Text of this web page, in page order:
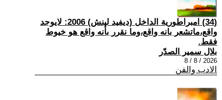
(34) امبراطورية الداخل (ديفيد لينش) 2006: لايوجد
واقع،ماتشعر بانه واقع،وما نقرر بأنه واقع هو خيوط
فقط.
بلال سمير الصدّر
2026 / 8 / 8
الادب والفن